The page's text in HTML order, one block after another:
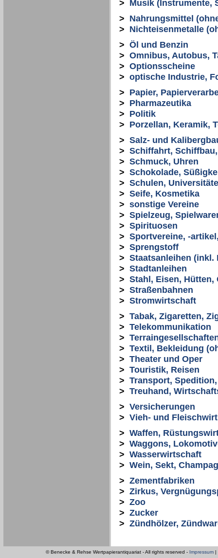
> Musik (Instrumente,
> Nahrungsmittel
> Nichteisenmetalle
> Öl und Benzin
> Omnibus, Autobus,
> Optionsscheine
> optische Industrie,
> Papier,
> Pharmazeutika
> Politik
> Porzellan, Keramik,
> Salz- und
> Schiffahrt,
> Schmuck, Uhren
> Schokolade,
> Schulen,
> Seife, Kosmetika
> sonstige Vereine
> Spielzeug,
> Spirituosen
> Sportvereine, -
> Sprengstoff
> Staatsanleihen (inkl.
> Stadtanleihen
> Stahl, Eisen, Hütten,
> Straßenbahnen
> Stromwirtschaft
> Tabak, Zigaretten,
> Telekommunikation
>
> Textil, Bekleidung
> Theater und Oper
> Touristik, Reisen
> Transport,
> Treuhand,
> Versicherungen
> Vieh- und
> Waffen,
> Waggons,
> Wasserwirtschaft
> Wein, Sekt,
> Zementfabriken
> Zirkus,
> Zoo
> Zucker
> Zündhölzer,
© Benecke & Rehse Wertpapierantiquariat - All rights reserved - Impressum |